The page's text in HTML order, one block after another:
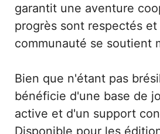
garantit une aventure
progrès sont respectés et
communauté se soutient
Bien que n'étant pas
bénéficie d'une base de
active et d'un support
Disponible pour les